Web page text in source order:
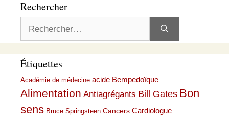
Rechercher
Étiquettes
Académie de médecine acide Bempedoïque
Alimentation Antiagrégants Bill Gates Bon
sens Bruce Springsteen Cancers Cardiologue